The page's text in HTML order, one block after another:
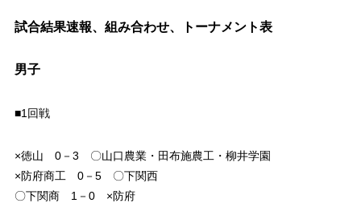
試合結果速報、組み合わせ、トーナメント表
男子
■1回戦
×徳山 0－3 〇山口農業・田布施農工・柳井学園
×防府商工 0－5 〇下関西
〇下関商 1－0 ×防府